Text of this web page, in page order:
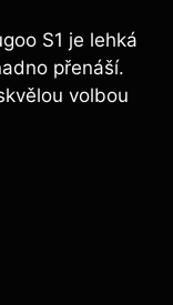
S1 je lehká
přenáší.
volbou